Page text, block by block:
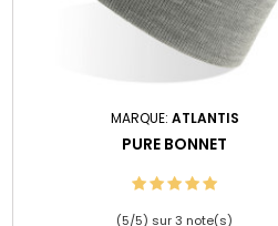
MARQUE: ATLANTIS
PURE BONNET
(5/5) sur3 note(s)